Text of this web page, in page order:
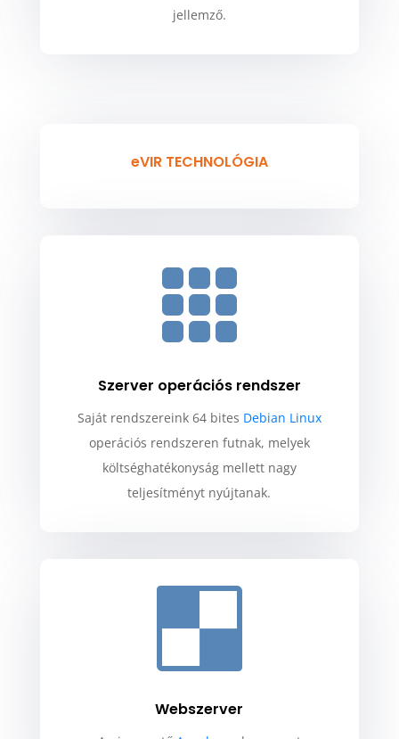
jellemző.
eVIR TECHNOLÓGIA

Szerver operációs rendszer
Saját rendszereink 64 bites Debian Linux
operációs rendszeren futnak, melyek
költséghatékonyság mellett nagy
teljesítményt nyújtanak.

Webszerver